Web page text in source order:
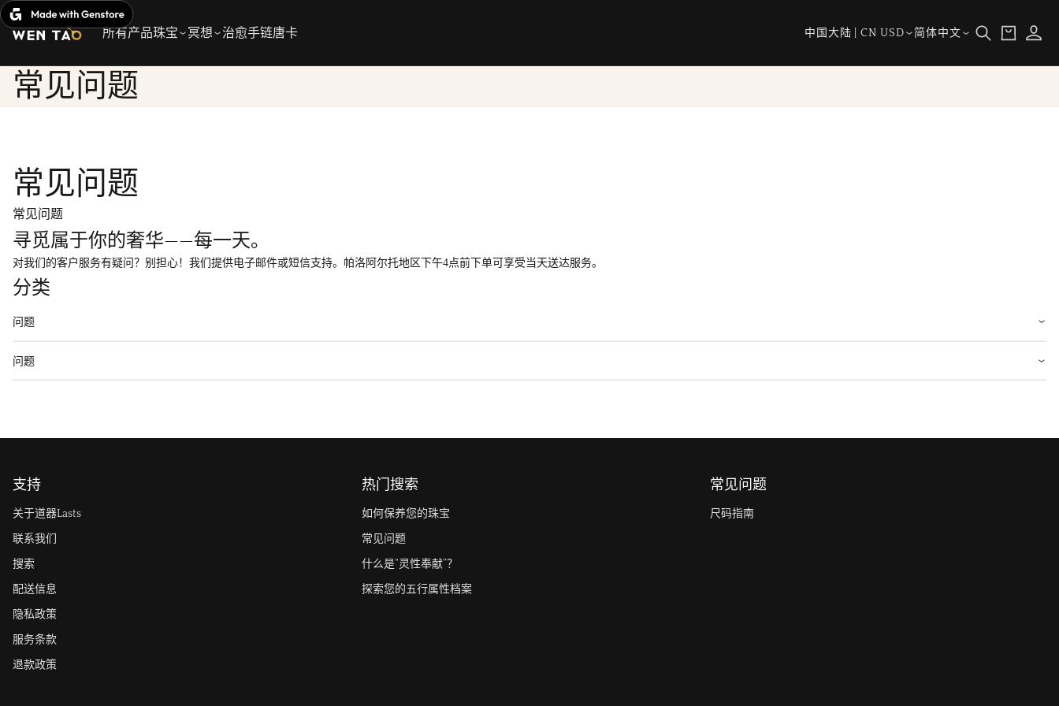
跳
至
文
所有产品珠宝 冥想 治愈手链唐卡
国
地
中国大陆 | CN USD
语
简体中文
物
登
录
常见问题
常见问题
常见问题
寻觅属于你的奢华——每一天。
对我们的客户服务有疑问？别担心！我们提供电子邮件或短信支持。帕洛阿尔托地区下午4点前下单可享受当天送达服务。
分类
问题
问题
支持
关于道器Lasts
联系我们
搜索
配送信息
隐私政策
服务条款
退款政策
热门搜索
如何保养您的珠宝
常见问题
什么是“灵性奉献”？
探索您的五行属性档案
常见问题
尺码指南